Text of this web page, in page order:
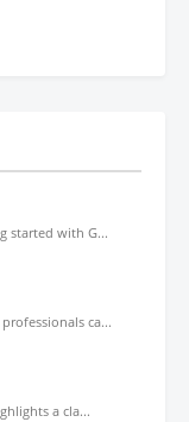
started with G...
ca...
a cla...